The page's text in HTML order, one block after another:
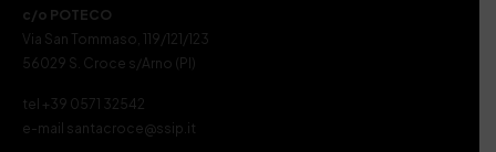
c/o POTECO
Via San Tommaso, 119/121/123
56029 S. Croce s/Arno (PI)
tel +39 0571 32542
e-mail santacroce@ssip.it